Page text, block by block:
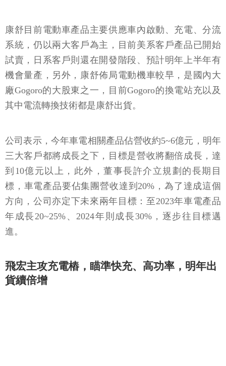
康舒目前電動車產品主要供應車內啟動、充電、分流
系統，仍以兩大客戶為主，目前美系客戶產品已開始
試賣，日系客戶則還在開發階段、預計明年上半年有
機會量產，另外，康舒佈局電動機車較早，是國內大
廠Gogoro的大股東之一，目前Gogoro的換電站充以及
其中電流轉換技術都是康舒出貨。
公司表示，今年車電相關產品佔營收約5~6億元，明年
三大客戶都將成長之下，目標是營收將翻倍成長，達
到 10億元以上，此外，董事長許介立規劃的長期目
標，車電產品要佔集團營收達到20% ，為了達成這個
方向，公司亦定下未來兩年目標：至2023年車電產品
年成長20~25%、2024年則成長30%，逐步往目標邁
進。
飛宏主攻充電樁，瞄準快充、高功率，明年出
貨續倍增